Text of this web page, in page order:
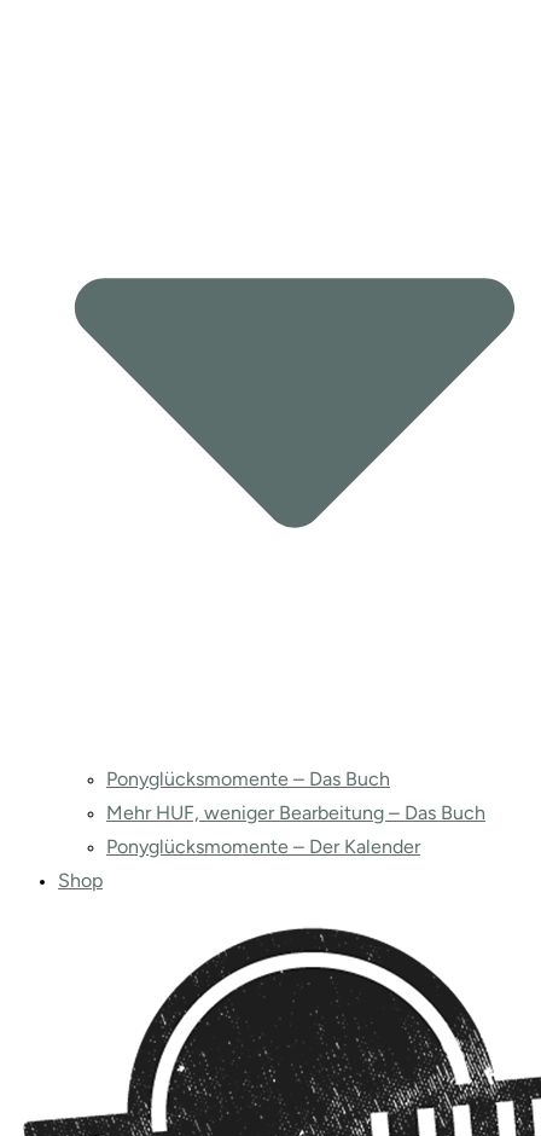
Ponyglücksmomente – Das Buch
Mehr HUF, weniger Bearbeitung – Das Buch
Ponyglücksmomente – Der Kalender
Shop